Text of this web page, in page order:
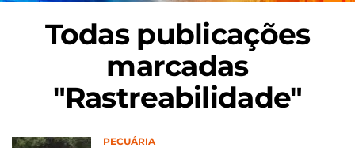
Todas publicações
marcadas
"Rastreabilidade"
PECUÁRIA